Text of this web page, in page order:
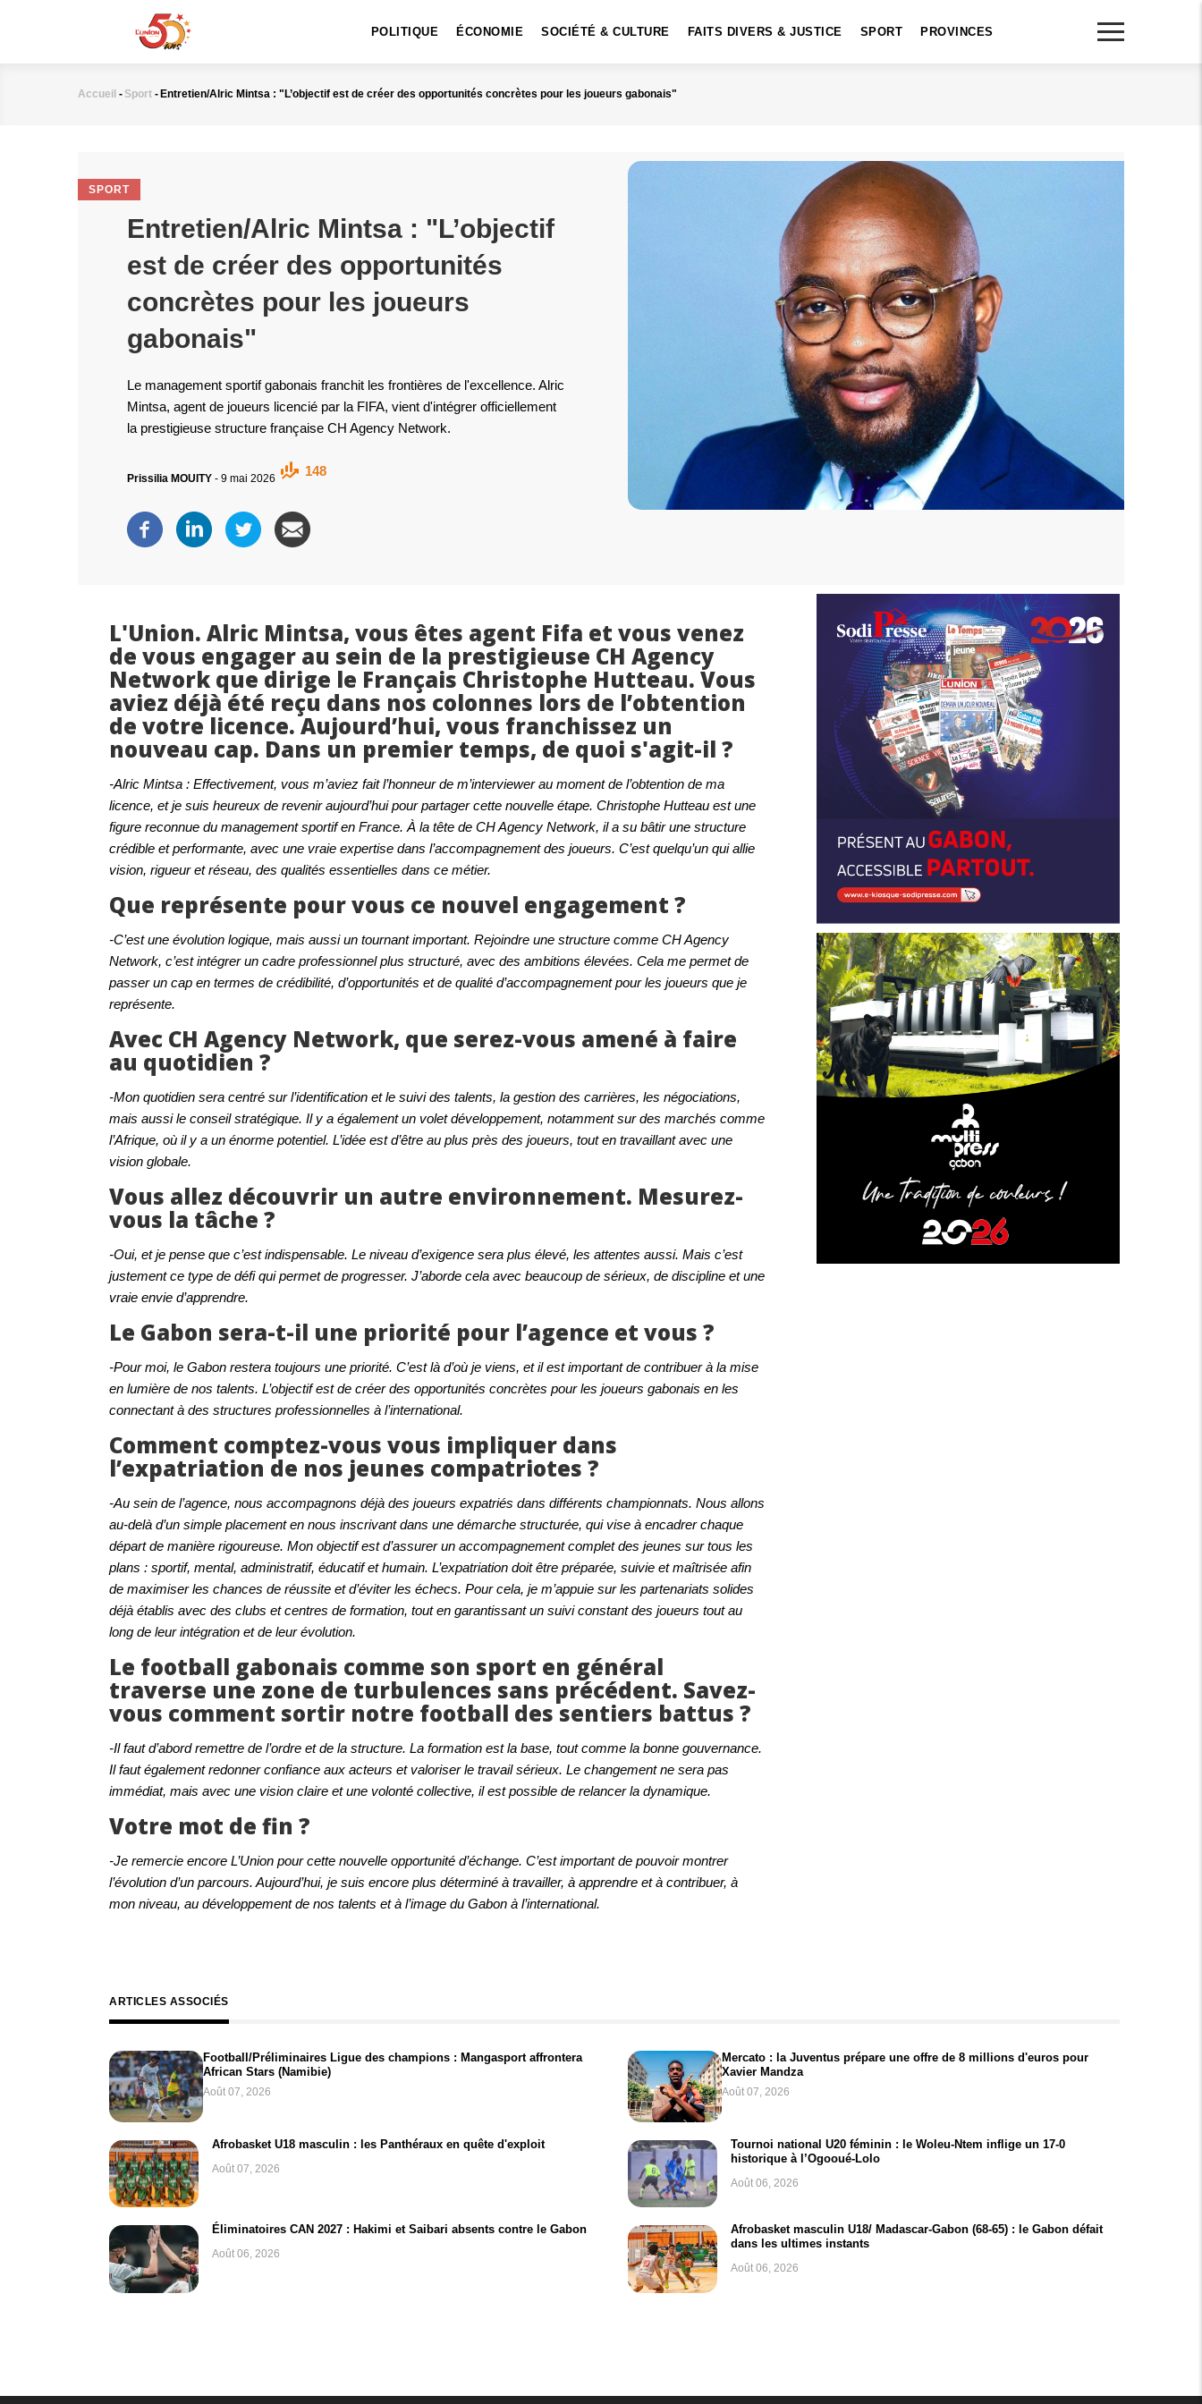
POLITIQUE ÉCONOMIE SOCIÉTÉ & CULTURE FAITS DIVERS & JUSTICE SPORT PROVINCES
Fil
Accueil - Sport - Entretien/Alric Mintsa : "L’objectif est de créer des opportunités concrètes pour les joueurs gabonais"
SPORT
Entretien/Alric Mintsa : "L’objectif
est de créer des opportunités
concrètes pour les joueurs
gabonais"
Le management sportif gabonais franchit les frontières de l'excellence. Alric
Mintsa, agent de joueurs licencié par la FIFA, vient d'intégrer officiellement
la prestigieuse structure française CH Agency Network.
Prissilia MOUITY - 9 mai 2026
148
L'Union. Alric Mintsa, vous êtes agent Fifa et vous venez
de vous engager au sein de la prestigieuse CH Agency
Network que dirige le Français Christophe Hutteau. Vous
aviez déjà été reçu dans nos colonnes lors de l’obtention
de votre licence. Aujourd’hui, vous franchissez un
nouveau cap. Dans un premier temps, de quoi s'agit-il ?
-Alric Mintsa : Effectivement, vous m’aviez fait l’honneur de m’interviewer au moment de l’obtention de ma
licence, et je suis heureux de revenir aujourd’hui pour partager cette nouvelle étape. Christophe Hutteau est une
figure reconnue du management sportif en France. À la tête de CH Agency Network, il a su bâtir une structure
crédible et performante, avec une vraie expertise dans l’accompagnement des joueurs. C’est quelqu’un qui allie
vision, rigueur et réseau, des qualités essentielles dans ce métier.
Que représente pour vous ce nouvel engagement ?
-C’est une évolution logique, mais aussi un tournant important. Rejoindre une structure comme CH Agency
Network, c’est intégrer un cadre professionnel plus structuré, avec des ambitions élevées. Cela me permet de
passer un cap en termes de crédibilité, d’opportunités et de qualité d’accompagnement pour les joueurs que je
représente.
Avec CH Agency Network, que serez-vous amené à faire
au quotidien ?
-Mon quotidien sera centré sur l’identification et le suivi des talents, la gestion des carrières, les négociations,
mais aussi le conseil stratégique. Il y a également un volet développement, notamment sur des marchés comme
l’Afrique, où il y a un énorme potentiel. L’idée est d’être au plus près des joueurs, tout en travaillant avec une
vision globale.
Vous allez découvrir un autre environnement. Mesurez-
vous la tâche ?
-Oui, et je pense que c’est indispensable. Le niveau d’exigence sera plus élevé, les attentes aussi. Mais c’est
justement ce type de défi qui permet de progresser. J’aborde cela avec beaucoup de sérieux, de discipline et une
vraie envie d’apprendre.
Le Gabon sera-t-il une priorité pour l’agence et vous ?
-Pour moi, le Gabon restera toujours une priorité. C’est là d’où je viens, et il est important de contribuer à la mise
en lumière de nos talents. L’objectif est de créer des opportunités concrètes pour les joueurs gabonais en les
connectant à des structures professionnelles à l’international.
Comment comptez-vous vous impliquer dans
l’expatriation de nos jeunes compatriotes ?
-Au sein de l’agence, nous accompagnons déjà des joueurs expatriés dans différents championnats. Nous allons
au-delà d’un simple placement en nous inscrivant dans une démarche structurée, qui vise à encadrer chaque
départ de manière rigoureuse. Mon objectif est d’assurer un accompagnement complet des jeunes sur tous les
plans : sportif, mental, administratif, éducatif et humain. L’expatriation doit être préparée, suivie et maîtrisée afin
de maximiser les chances de réussite et d’éviter les échecs. Pour cela, je m’appuie sur les partenariats solides
déjà établis avec des clubs et centres de formation, tout en garantissant un suivi constant des joueurs tout au
long de leur intégration et de leur évolution.
Le football gabonais comme son sport en général
traverse une zone de turbulences sans précédent. Savez-
vous comment sortir notre football des sentiers battus ?
-Il faut d’abord remettre de l’ordre et de la structure. La formation est la base, tout comme la bonne gouvernance.
Il faut également redonner confiance aux acteurs et valoriser le travail sérieux. Le changement ne sera pas
immédiat, mais avec une vision claire et une volonté collective, il est possible de relancer la dynamique.
Votre mot de fin ?
-Je remercie encore L’Union pour cette nouvelle opportunité d’échange. C’est important de pouvoir montrer
l’évolution d’un parcours. Aujourd’hui, je suis encore plus déterminé à travailler, à apprendre et à contribuer, à
mon niveau, au développement de nos talents et à l’image du Gabon à l’international.
ARTICLES ASSOCIÉS
Football/Préliminaires Ligue des champions : Mangasport affrontera
African Stars (Namibie)
Août 07, 2026
Mercato : la Juventus prépare une offre de 8 millions d'euros pour
Xavier Mandza
Août 07, 2026
Afrobasket U18 masculin : les Panthéraux en quête d'exploit
Août 07, 2026
Tournoi national U20 féminin : le Woleu-Ntem inflige un 17-0
historique à l’Ogooué-Lolo
Août 06, 2026
Éliminatoires CAN 2027 : Hakimi et Saibari absents contre le Gabon
Août 06, 2026
Afrobasket masculin U18/ Madascar-Gabon (68-65) : le Gabon défait
dans les ultimes instants
Août 06, 2026